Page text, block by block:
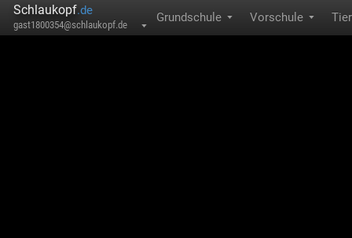
Schlaukopf.de
gast1800354@schlaukopf.de ▼
Grundschule ▼ Vorschule ▼